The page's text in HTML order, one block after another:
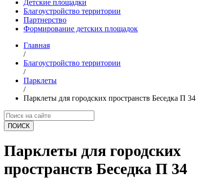
Детские площадки
Благоустройство территории
Партнерство
Формирование детских площадок
Главная
/
Благоустройство территории
/
Парклеты
/
Парклеты для городских пространств Беседка П 34
ПОИCК
Парклеты для городских
пространств Беседка П 34